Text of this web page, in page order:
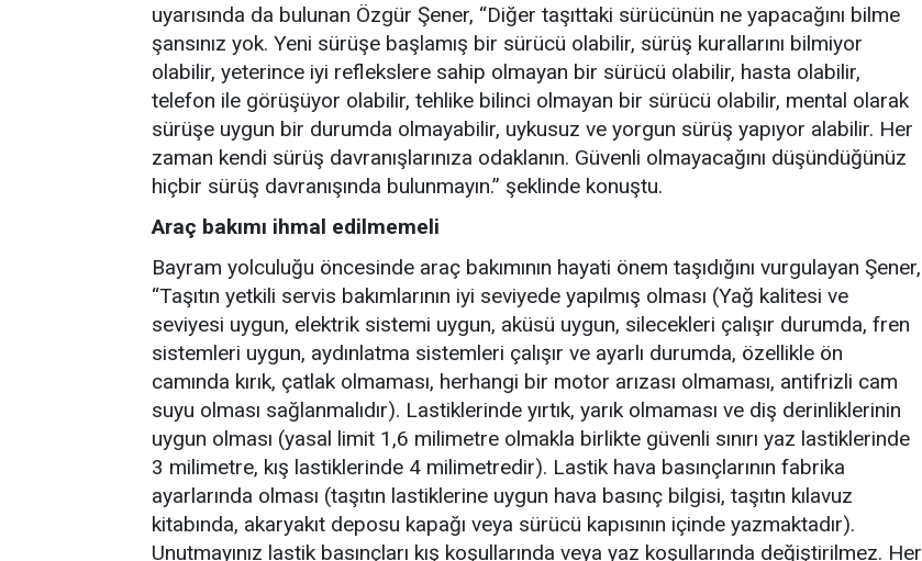
uyarısında da bulunan Özgür Şener, “Diğer taşıttaki sürücünün ne yapacağını bilme
şansınız yok. Yeni sürüşe başlamış bir sürücü olabilir, sürüş kurallarını bilmiyor
olabilir, yeterince iyi reflekslere sahip olmayan bir sürücü olabilir, hasta olabilir,
telefon ile görüşüyor olabilir, tehlike bilinci olmayan bir sürücü olabilir, mental olarak
sürüşe uygun bir durumda olmayabilir, uykusuz ve yorgun sürüş yapıyor alabilir. Her
zaman kendi sürüş davranışlarınıza odaklanın. Güvenli olmayacağını düşündüğünüz
hiçbir sürüş davranışında bulunmayın.” şeklinde konuştu.
Araç bakımı ihmal edilmemeli
Bayram yolculuğu öncesinde araç bakımının hayati önem taşıdığını vurgulayan Şener,
“Taşıtın yetkili servis bakımlarının iyi seviyede yapılmış olması (Yağ kalitesi ve
seviyesi uygun, elektrik sistemi uygun, aküsü uygun, silecekleri çalışır durumda, fren
sistemleri uygun, aydınlatma sistemleri çalışır ve ayarlı durumda, özellikle ön
camında kırık, çatlak olmaması, herhangi bir motor arızası olmaması, antifrizli cam
suyu olması sağlanmalıdır). Lastiklerinde yırtık, yarık olmaması ve diş derinliklerinin
uygun olması (yasal limit 1,6 milimetre olmakla birlikte güvenli sınırı yaz lastiklerinde
3 milimetre, kış lastiklerinde 4 milimetredir). Lastik hava basınçlarının fabrika
ayarlarında olması (taşıtın lastiklerine uygun hava basınç bilgisi, taşıtın kılavuz
kitabında, akaryakıt deposu kapağı veya sürücü kapısının içinde yazmaktadır).
Unutmayınız lastik basınçları kış koşullarında veya yaz koşullarında değiştirilmez. Her